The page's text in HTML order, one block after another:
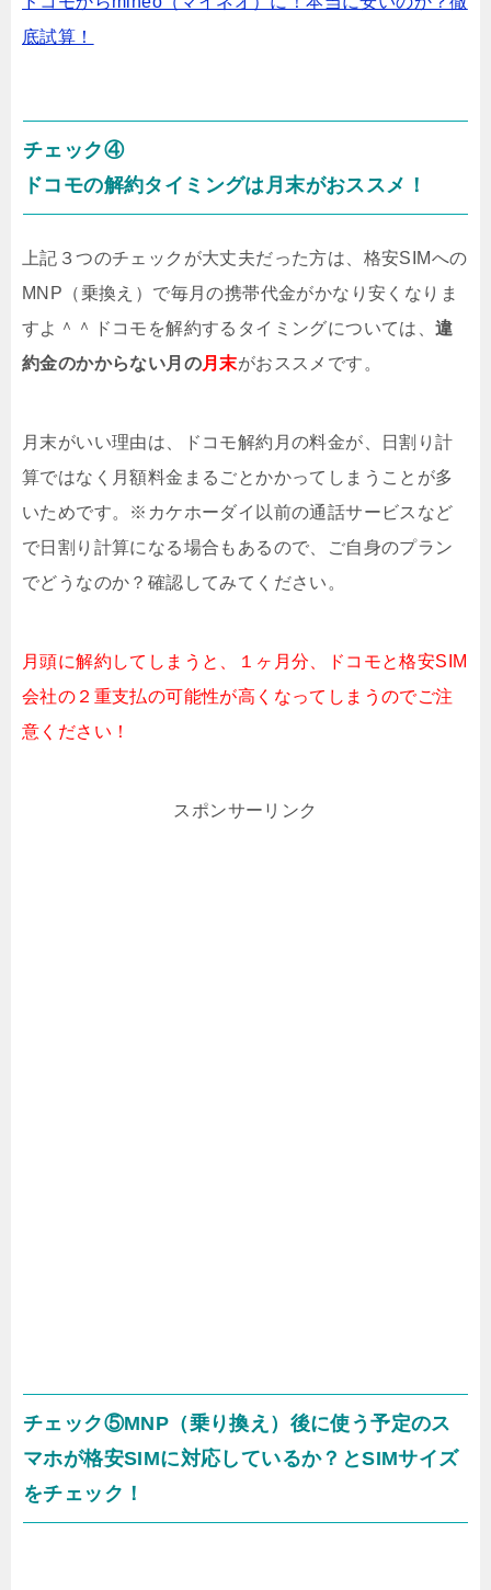
底試算！
チェック④
ドコモの解約タイミングは月末がおススメ！
上記３つのチェックが大丈夫だった方は、格安SIMへの
MNP（乗換え）で毎月の携帯代金がかなり安くなりま
すよ＾＾ドコモを解約するタイミングについては、違
約金のかからない月の月末がおススメです。
月末がいい理由は、ドコモ解約月の料金が、日割り計
算ではなく月額料金まるごとかかってしまうことが多
いためです。※カケホーダイ以前の通話サービスなど
で日割り計算になる場合もあるので、ご自身のプラン
でどうなのか？確認してみてください。
月頭に解約してしまうと、１ヶ月分、ドコモと格安SIM
会社の２重支払の可能性が高くなってしまうのでご注
意ください！
スポンサーリンク
チェック⑤MNP（乗り換え）後に使う予定のス
マホが格安SIMに対応しているか？とSIMサイズ
をチェック！